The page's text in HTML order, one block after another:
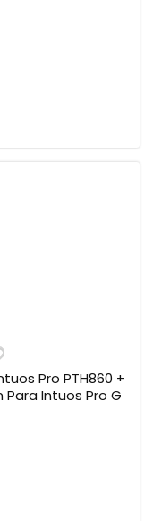
Pro PTH860 +
Intuos Pro G